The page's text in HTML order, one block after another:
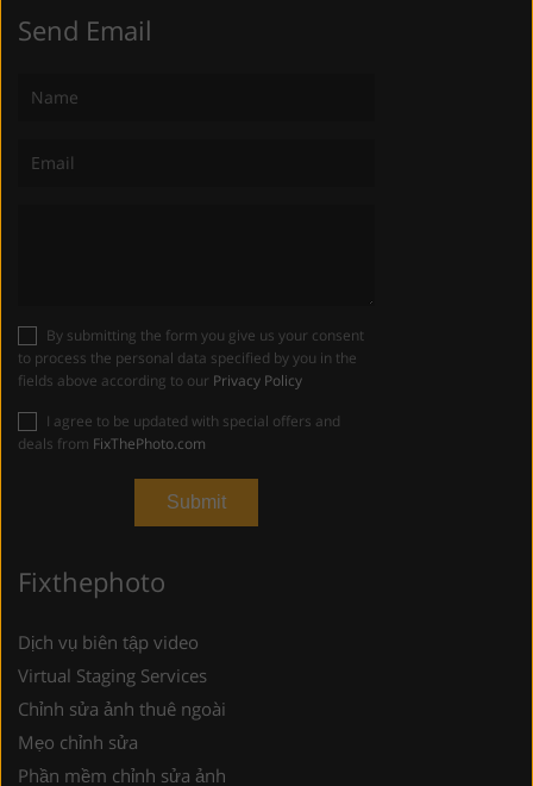
Send Email
to process the personal data specified by you in the
fields above according to our Privacy Policy
deals from FixThePhoto.com
Fixthephoto
Dịch vụ biên tập video
Virtual Staging Services
Chỉnh sửa ảnh thuê ngoài
Mẹo chỉnh sửa
Phần mềm chỉnh sửa ảnh